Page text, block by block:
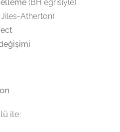
(BH eğrisiyle)
Jiles-Atherton)
ile: